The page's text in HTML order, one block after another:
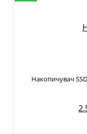
Накопичувач